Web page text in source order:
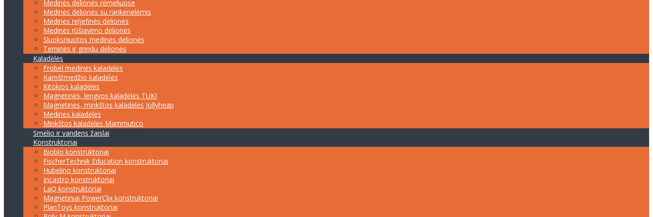
Medinės dėlionės rėmeliuose
Medinės dėlionės su rankenėlėmis
Medinės reljefinės dėlionės
Medinės rūšiavimo dėlionės
Sluoksniuotos medinės dėlionės
Teminės ir grindų dėlionės
Kaladėlės
Frobel medinės kaladėlės
Kamštmedžio kaladėlės
Kitokios kaladėlės
Magnetinės, lengvos kaladėlės TUKI
Magnetinės, minkštos kaladėlės Jollyheap
Medinės kaladėlės
Minkštos kaladėlės Mammutico
Smėlio ir vandens žaislai
Konstruktoriai
Bioblo konstruktoriai
FischerTechnik Education konstruktoriai
Hubelino konstruktoriai
Incastro konstruktoriai
LaQ konstruktoriai
Magnetiniai PowerClix konstruktoriai
PlanToys konstruktoriai